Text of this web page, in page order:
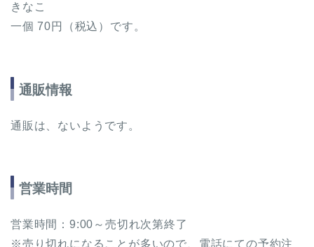
きなこ
一個 70円（税込）です。
通販情報
通販は、ないようです。
営業時間
営業時間：9:00～売切れ次第終了
※売り切れになることが多いので、電話にての予約注